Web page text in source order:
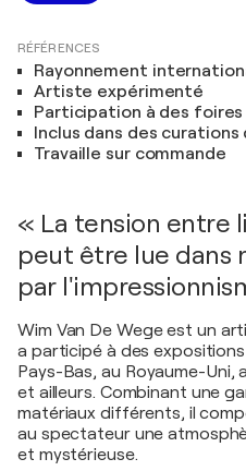
RÉFÉRENCES
Rayonnement
Artiste expérimenté
Participation à des foires
Inclus dans des
Travaille sur commande
« La tension entre
peut être lue dans
par
Wim Van De Wege est un
a participé à des
Pays-Bas, au Royaume-Uni,
et ailleurs. Combinant une
matériaux différents, il
au spectateur une
et mystérieuse.